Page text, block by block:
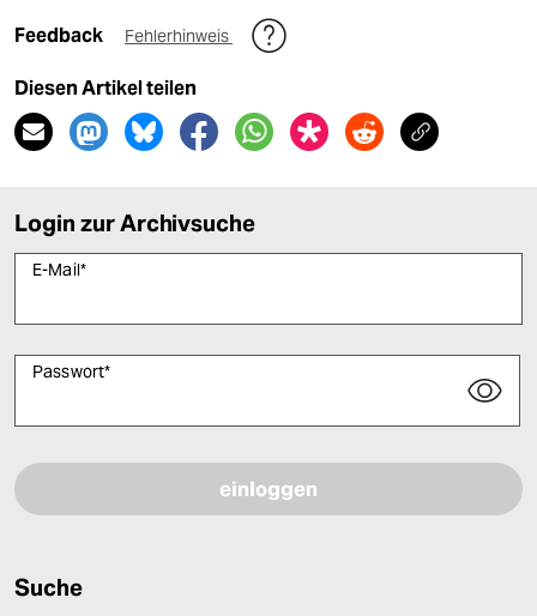
Feedback Fehlerhinweis
Diesen Artikel teilen
Login zur Archivsuche
E-Mail*
Passwort*
Suche